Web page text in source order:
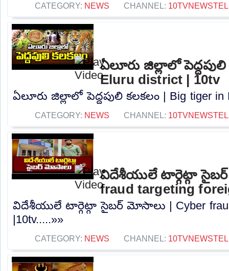
CATEGORY: NEWS CHANNEL:
ఏలూరు జిల్లాలో
Eluru district | 10tv
ఏలూరు జిల్లాలో పెద్దపులి కలకలం | Big tiger in
CATEGORY: NEWS CHANNEL:
విదేశీయులే టార్గెట్గా
fraud targeting
విదేశీయులే టార్గెట్గా సైబర్ మోసాలు | Cyber ​​fraud
|10tv.....»»
CATEGORY: NEWS CHANNEL: